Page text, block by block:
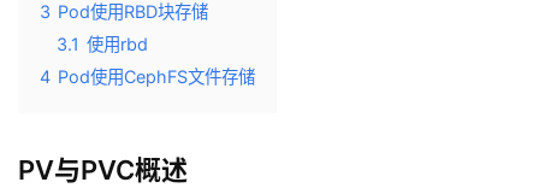
3 Pod使用RBD块存储
3.1 使用rbd
4 Pod使用CephFS文件存储
PV与PVC概述